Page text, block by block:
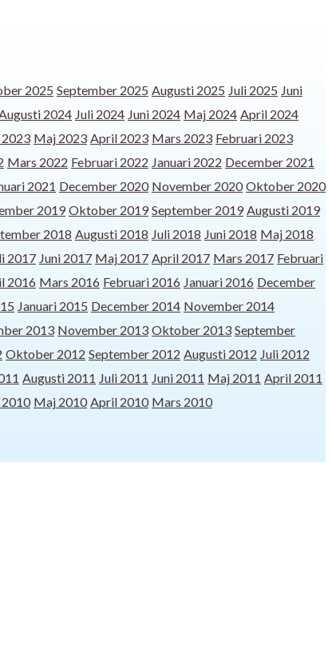
2025 September 2025 Augusti 2025 Juli 2025 Juni
2024 Juli 2024 Juni 2024 Maj 2024 April 2024
2023 Maj 2023 April 2023 Mars 2023 Februari 2023
Mars 2022 Februari 2022 Januari 2022 December 2021
2021 December 2020 November 2020 Oktober 2020
2019 Oktober 2019 September 2019 Augusti 2019
2018 Augusti 2018 Juli 2018 Juni 2018 Maj 2018
2017 Juni 2017 Maj 2017 April 2017 Mars 2017 Februari
2016 Mars 2016 Februari 2016 Januari 2016 December
Januari 2015 December 2014 November 2014
2013 November 2013 Oktober 2013 September
Oktober 2012 September 2012 Augusti 2012 Juli 2012
Augusti 2011 Juli 2011 Juni 2011 Maj 2011 April 2011
2010 Maj 2010 April 2010 Mars 2010